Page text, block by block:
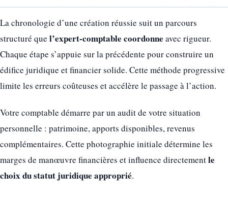
La chronologie d’une création réussie suit un parcours
structuré que l’expert-comptable coordonne avec rigueur.
Chaque étape s’appuie sur la précédente pour construire un
édifice juridique et financier solide. Cette méthode progressive
limite les erreurs coûteuses et accélère le passage à l’action.
Votre comptable démarre par un audit de votre situation
personnelle : patrimoine, apports disponibles, revenus
complémentaires. Cette photographie initiale détermine les
marges de manœuvre financières et influence directementle
choix du statut juridique approprié.